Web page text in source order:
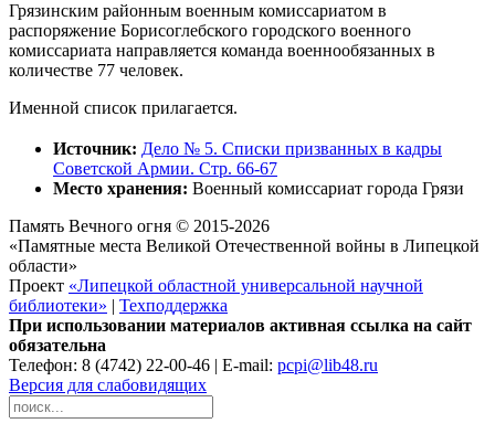
Грязинским районным военным комиссариатом в
распоряжение Борисоглебского городского военного
комиссариата направляется команда военнообязанных в
количестве 77 человек.
Именной список прилагается.
Источник: Дело № 5. Списки призванных в кадры
Советской Армии. Стр. 66-67
Место хранения: Военный комиссариат города Грязи
Память Вечного огня © 2015-2026
«Памятные места Великой Отечественной войны в Липецкой
области»
Проект «Липецкой областной универсальной научной
библиотеки» | Техподдержка
При использовании материалов активная ссылка на сайт
обязательна
Телефон: 8 (4742) 22-00-46 | E-mail: pcpi@lib48.ru
Версия для слабовидящих